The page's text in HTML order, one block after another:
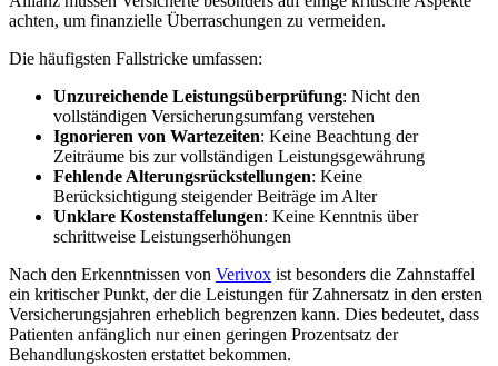
achten, um finanzielle Überraschungen zu vermeiden.
Die häufigsten Fallstricke umfassen:
Unzureichende Leistungsüberprüfung: Nicht den
vollständigen Versicherungsumfang verstehen
Ignorieren von Wartezeiten: Keine Beachtung der
Zeiträume bis zur vollständigen Leistungsgewährung
Fehlende Alterungsrückstellungen: Keine
Berücksichtigung steigender Beiträge im Alter
Unklare Kostenstaffelungen: Keine Kenntnis über
schrittweise Leistungserhöhungen
Nach den Erkenntnissen von Verivox ist besonders die Zahnstaffel
ein kritischer Punkt, der die Leistungen für Zahnersatz in den ersten
Versicherungsjahren erheblich begrenzen kann. Dies bedeutet, dass
Patienten anfänglich nur einen geringen Prozentsatz der
Behandlungskosten erstattet bekommen.